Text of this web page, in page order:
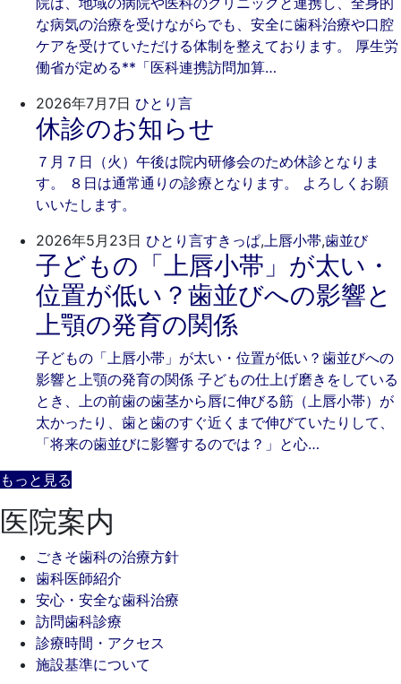
な病気の治療を受けながらでも、安全に歯科治療や口腔
ケアを受けていただける体制を整えております。 厚生労
働省が定める**「医科連携訪問加算…
2026年7月7日 ひとり言2026
年
7
月
7
ご
き
そ
歯
科
休診のお知らせ
７月７日（火）午後は院内研修会のため休診となりま
す。 ８日は通常通りの診療となります。 よろしくお願
いいたします。
2026年5月23日 ひとり言すきっぱ,上唇小帯,歯並び
年
5
月
ご
き
そ
歯
子どもの「上唇小帯」が太い・
位置が低い？歯並びへの影響と
上顎の発育の関係
子どもの「上唇小帯」が太い・位置が低い？歯並びへの
影響と上顎の発育の関係 子どもの仕上げ磨きをしている
とき、上の前歯の歯茎から唇に伸びる筋（上唇小帯）が
太かったり、歯と歯のすぐ近くまで伸びていたりして、
「将来の歯並びに影響するのでは？」と心…
もっと見る
医院案内
ごきそ歯科の治療方針
歯科医師紹介
安心・安全な歯科治療
訪問歯科診療
診療時間・アクセス
施設基準について